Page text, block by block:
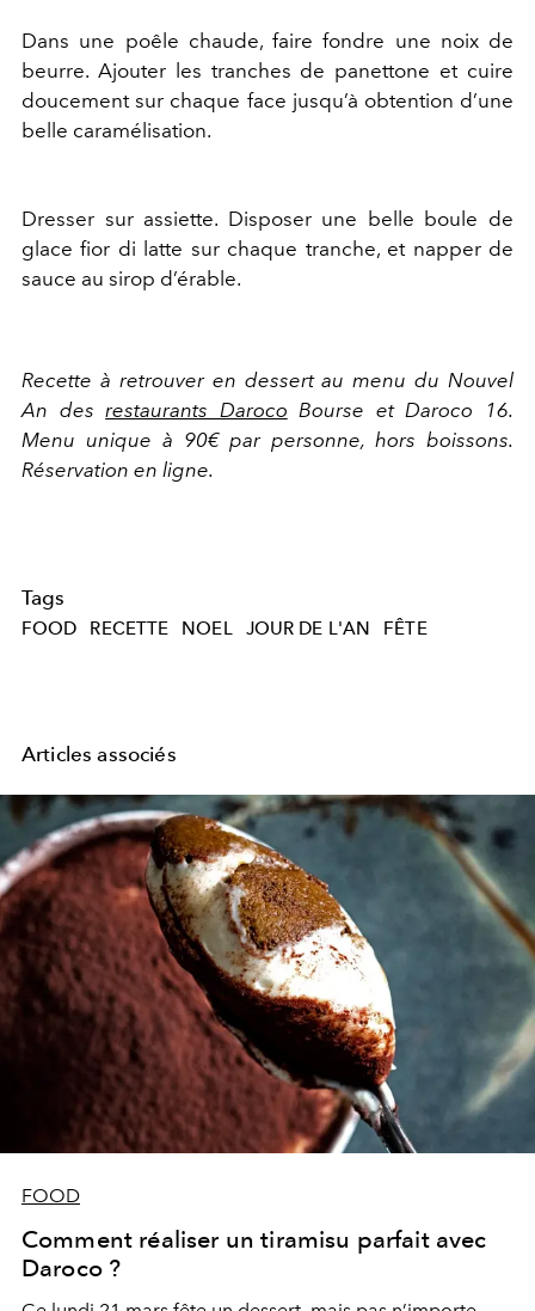
Dans une poêle chaude, faire fondre une noix de
beurre. Ajouter les tranches de panettone et cuire
doucement sur chaque face jusqu’à obtention d’une
belle caramélisation.
Dresser sur assiette. Disposer une belle boule de
glace fior di latte sur chaque tranche, et napper de
sauce au sirop d’érable.
Recette à retrouver en dessert au menu du Nouvel
An desrestaurants Daroco Bourse et Daroco 16.
Menu unique à 90€ par personne, hors boissons.
Réservation en ligne.
Tags
FOOD RECETTE NOEL JOUR DE L'AN FÊTE
Articles associés
FOOD
Comment réaliser un tiramisu parfait avec
Daroco ?